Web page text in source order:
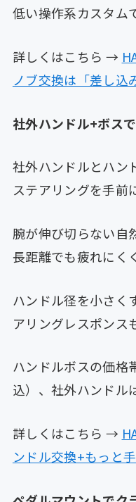
低い操作系カスタム
詳しくはこちら →
ノブ交換は「差し込
社外ハンドル+ボス
社外ハンドルとハン
ステアリングを手前
腕が伸び切らない自
長距離でも疲れにく
ハンドル径を小さく
アリングレスポンス
ハンドルボスの価格
込）、社外ハンドル
詳しくはこちら →
ンドル交換+もっと